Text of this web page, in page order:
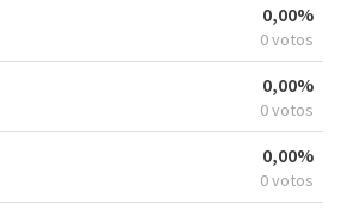
0,00%
0 votos
0,00%
0 votos
0,00%
0 votos